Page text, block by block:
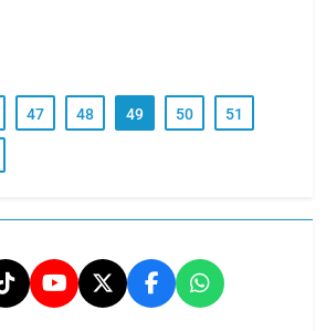
47 48 49 50 51